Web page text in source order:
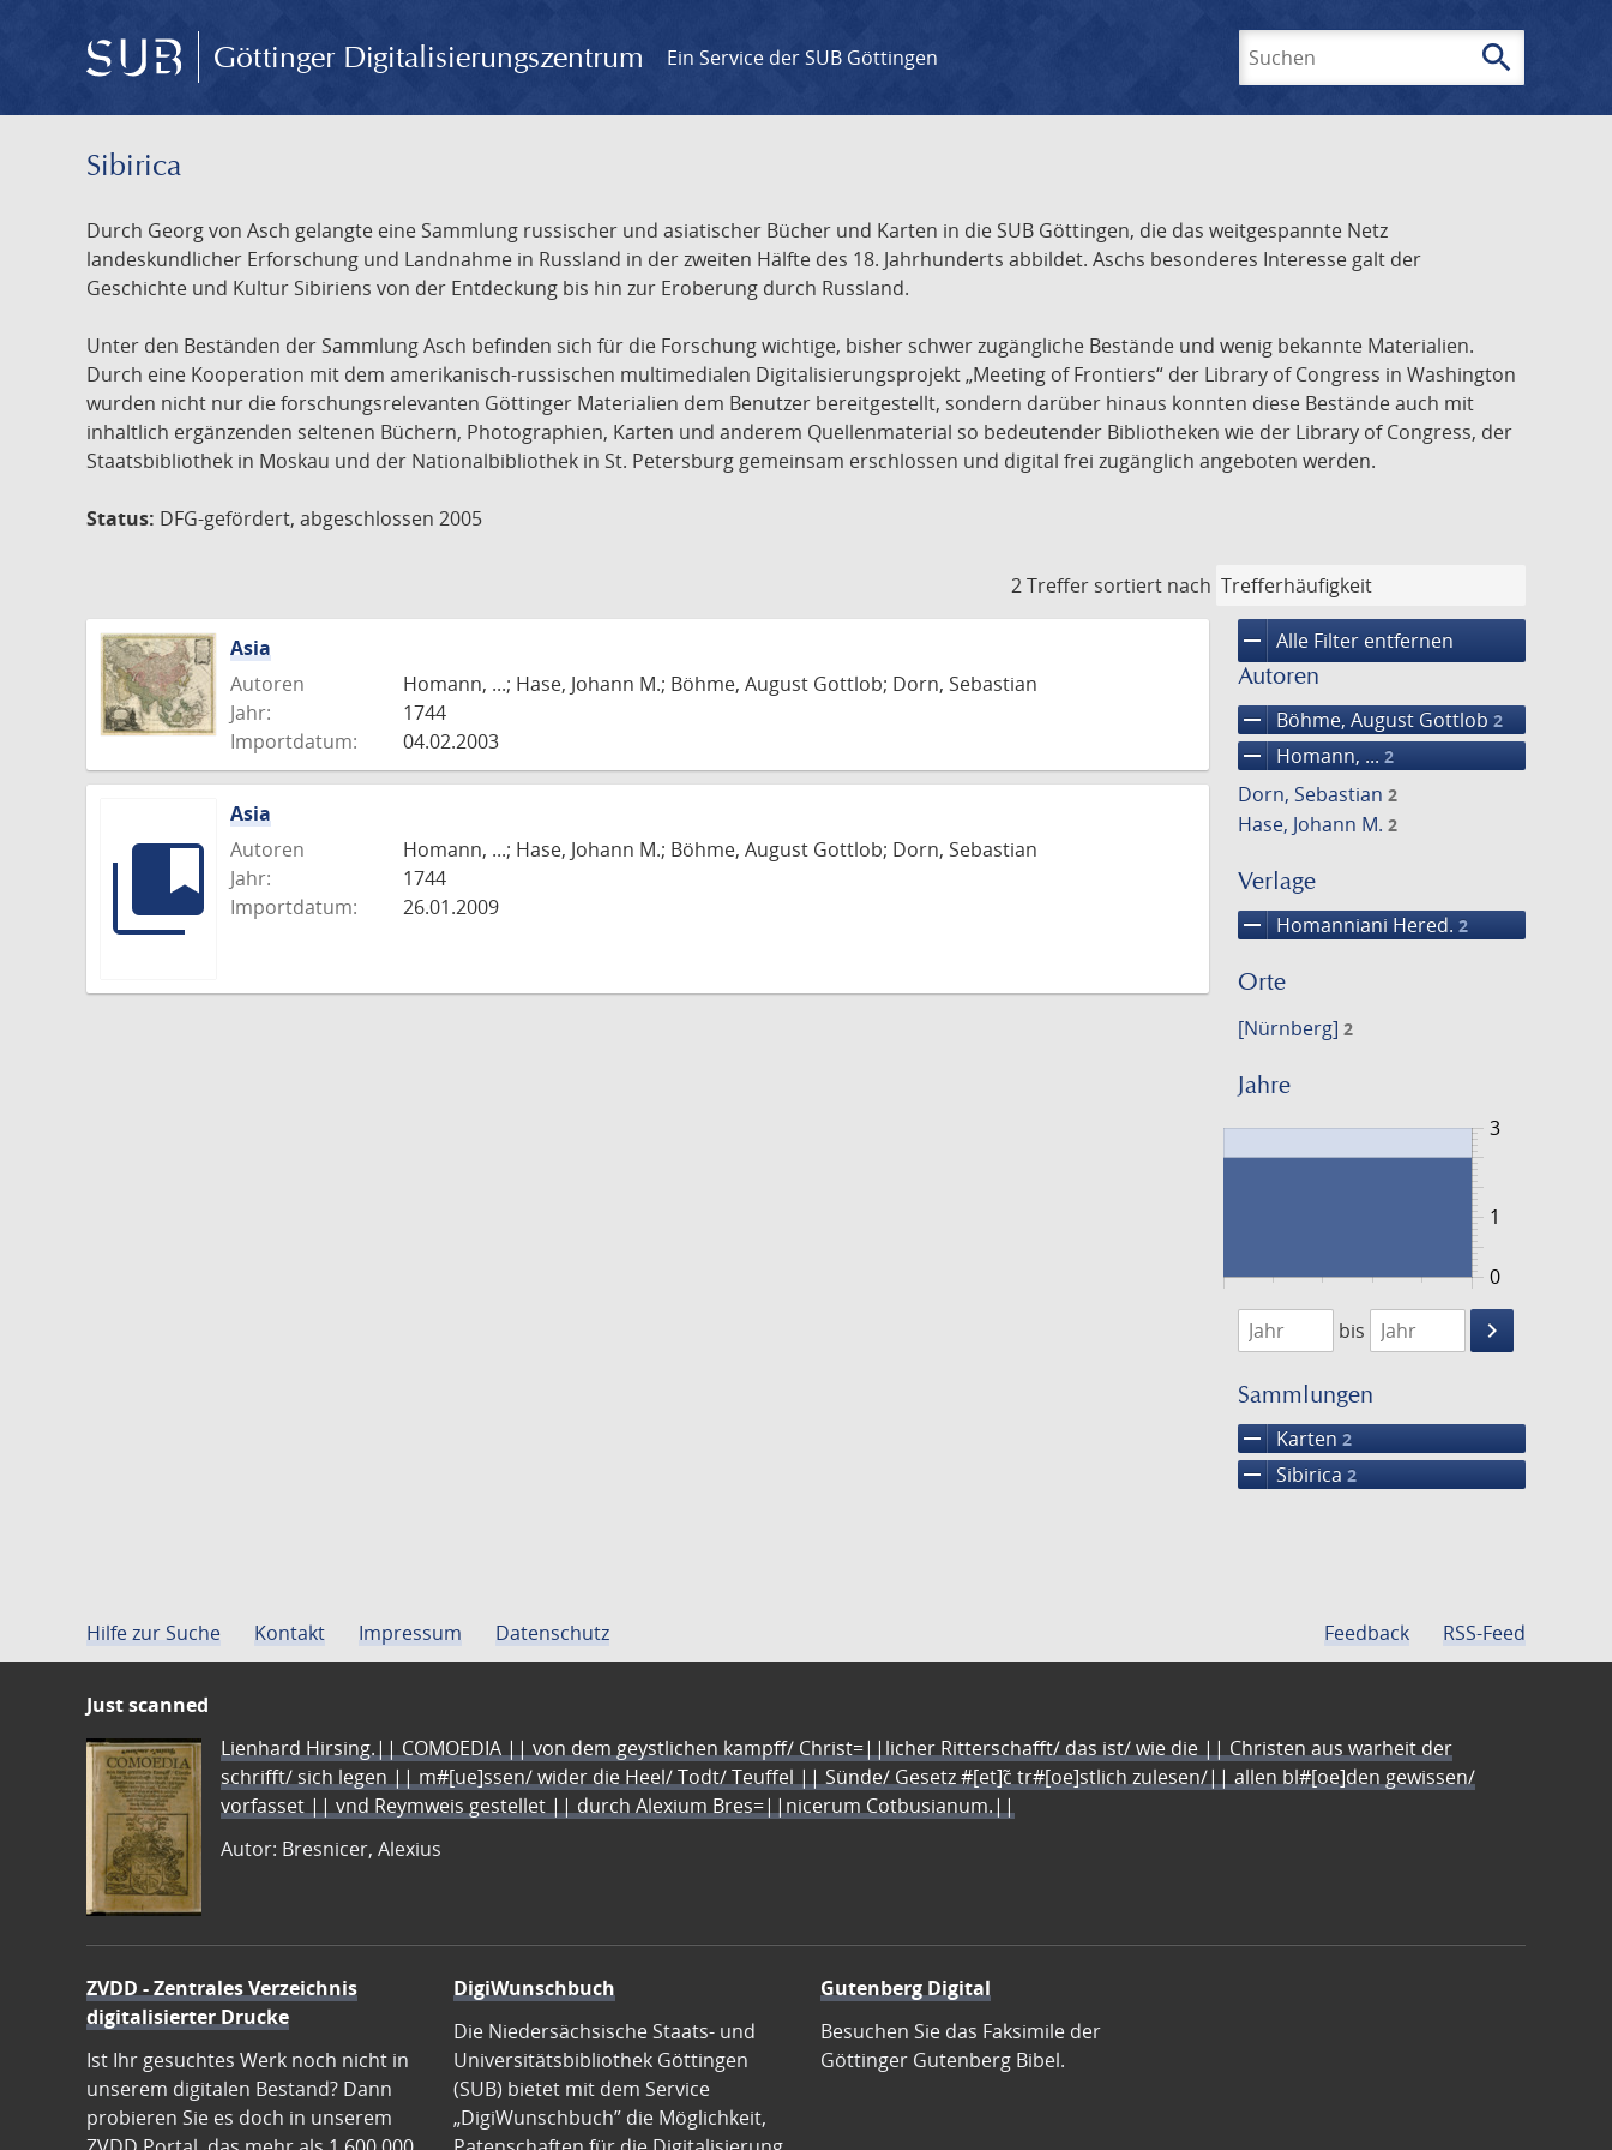
Göttinger Digitalisierungszentrum Ein Service der SUB Göttingen search
Sibirica
Durch Georg von Asch gelangte eine Sammlung russischer und asiatischer Bücher und Karten in die SUB Göttingen, die das weitgespannte Netz
landeskundlicher Erforschung und Landnahme in Russland in der zweiten Hälfte des 18. Jahrhunderts abbildet. Aschs besonderes Interesse galt der
Geschichte und Kultur Sibiriens von der Entdeckung bis hin zur Eroberung durch Russland.
Unter den Beständen der Sammlung Asch befinden sich für die Forschung wichtige, bisher schwer zugängliche Bestände und wenig bekannte Materialien.
Durch eine Kooperation mit dem amerikanisch-russischen multimedialen Digitalisierungsprojekt „Meeting of Frontiers“ der Library of Congress in Washington
wurden nicht nur die forschungsrelevanten Göttinger Materialien dem Benutzer bereitgestellt, sondern darüber hinaus konnten diese Bestände auch mit
inhaltlich ergänzenden seltenen Büchern, Photographien, Karten und anderem Quellenmaterial so bedeutender Bibliotheken wie der Library of Congress, der
Staatsbibliothek in Moskau und der Nationalbibliothek in St. Petersburg gemeinsam erschlossen und digital frei zugänglich angeboten werden.
Status: DFG-gefördert, abgeschlossen 2005
2 Treffer sortiert nach
remove Alle Filter entfernen
Autoren
remove Böhme, August Gottlob 2
remove Homann, ... 2
Dorn, Sebastian 2
Hase, Johann M. 2
Verlage
remove Homanniani Hered. 2
Orte
[Nürnberg] 2
Jahre
0
3
1
1744
1745
bis
keyboard_arrow_right
Suche
Sammlungen
remove Karten 2
remove Sibirica 2
Asia
Autoren
Homann, ...; Hase, Johann M.; Böhme, August Gottlob; Dorn, Sebastian
Jahr:
1744
Importdatum:
04.02.2003
Asia
Autoren
Homann, ...; Hase, Johann M.; Böhme, August Gottlob; Dorn, Sebastian
Jahr:
1744
Importdatum:
26.01.2009
Hilfe zur Suche Kontakt Impressum Datenschutz Feedback RSS-Feed
Just scanned
Lienhard Hirsing.|| COMOEDIA || von dem geystlichen kampff/ Christ=||licher Ritterschafft/ das ist/ wie die || Christen aus warheit der
schrifft/ sich legen || m#[ue]ssen/ wider die Heel/ Todt/ Teuffel || Sünde/ Gesetz #[et]c̃ tr#[oe]stlich zulesen/|| allen bl#[oe]den gewissen/
vorfasset || vnd Reymweis gestellet || durch Alexium Bres=||nicerum Cotbusianum.||
Autor: Bresnicer, Alexius
ZVDD - Zentrales Verzeichnis
digitalisierter Drucke
Ist Ihr gesuchtes Werk noch nicht in
unserem digitalen Bestand? Dann
probieren Sie es doch in unserem
DigiWunschbuch
Die Niedersächsische Staats- und
Universitätsbibliothek Göttingen
(SUB) bietet mit dem Service
„DigiWunschbuch” die Möglichkeit,
Gutenberg Digital
Besuchen Sie das Faksimile der
Göttinger Gutenberg Bibel.